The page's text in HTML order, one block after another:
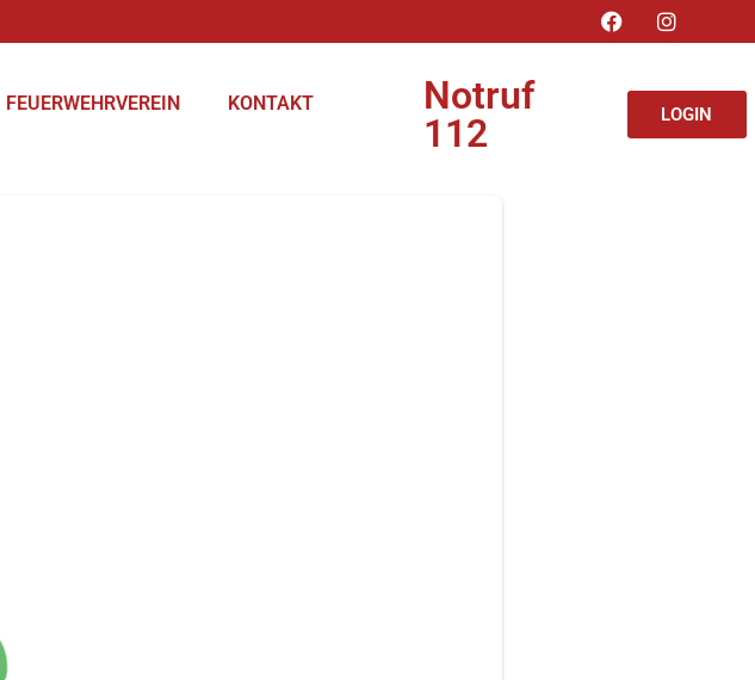
FEUERWEHRVEREIN KONTAKT
Notruf
112
LOGIN